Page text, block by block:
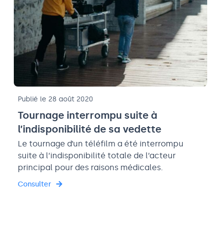
Publié le 28 août 2020
Tournage interrompu suite à
l’indisponibilité de sa vedette
Le tournage d’un téléfilm a été interrompu
suite à l’indisponibilité totale de l’acteur
principal pour des raisons médicales.
Consulter